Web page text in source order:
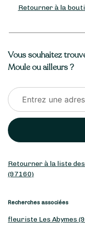
Retourner à la
Vous souhaitez
Moule ou ailleurs ?
Retourner à la liste
(97160)
Recherches associées
fleuriste Les Abymes